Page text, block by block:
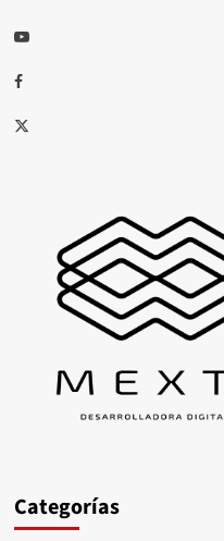
Youtube
Facebook
X
Categorías